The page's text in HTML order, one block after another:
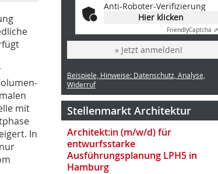
mit
In
Anti-Roboter-Verifizierung
Hier klicken
FriendlyCaptcha ⇗
» Jetzt anmelden!
Beispiele, Hinweise: Datenschutz, Analyse,
Widerruf
Stellenmarkt Architektur
Architekt:in (m/w/d) für
entwurfsstarke
Ausführungsplanung LPH5 in
Hamburg